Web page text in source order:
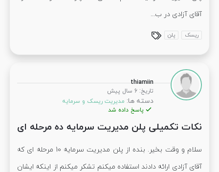
آقای آزادی در ب...
ریسک پلن
thiamiin
تاریخ: 6 سال پیش
دسته ها: مدیریت ریسک و سرمایه
پاسخ داده شد
نکات تکمیلی پلن مدیریت سرمایه ده مرحله ای
سلام و وقت بخیر. بنده از پلن مدیریت سرمایه 10 مرحله ای که
آقای آزادی ارائه دادند استفاده میکنم تشکر میکنم از اینکه ایشان